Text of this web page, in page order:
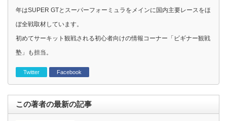
年はSUPER GTとスーパーフォーミュラをメインに国内主要レースをほ
ぼ全戦取材しています。
初めてサーキット観戦される初心者向けの情報コーナー「ビギナー観戦
塾」も担当。
Twitter Facebook
この著者の最新の記事